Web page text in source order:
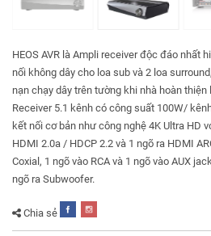
HEOS AVR là Ampli receiver độc đáo nhất
nối không dây cho loa sub và 2 loa
nạn chạy dây trên tường khi nhà hoàn
Receiver 5.1 kênh có công suất 100W/
kết nối cơ bản như công nghệ 4K Ultra HD
HDMI 2.0a / HDCP 2.2 và 1 ngõ ra HDMI
Coxial, 1 ngõ vào RCA và 1 ngõ vào AUX
ngõ ra Subwoofer.
Chia sẻ